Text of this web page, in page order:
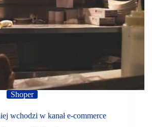
Shoper
wchodzi w kanał e-commerce